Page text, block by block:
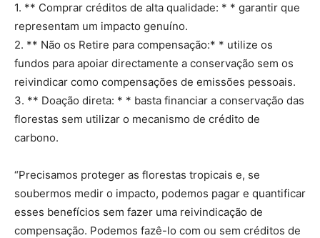
1. ** Comprar créditos de alta qualidade: * * garantir que
representam um impacto genuíno.
2. ** Não os Retire para compensação:* * utilize os
fundos para apoiar directamente a conservação sem os
reivindicar como compensações de emissões pessoais.
3. ** Doação direta: * * basta financiar a conservação das
florestas sem utilizar o mecanismo de crédito de
carbono.
“Precisamos proteger as florestas tropicais e, se
soubermos medir o impacto, podemos pagar e quantificar
esses benefícios sem fazer uma reivindicação de
compensação. Podemos fazê-lo com ou sem créditos de